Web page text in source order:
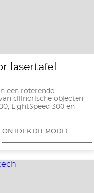
lasertafel
een roterende
cilindrische objecten
LightSpeed 300 en
ONTDEK DIT MODEL